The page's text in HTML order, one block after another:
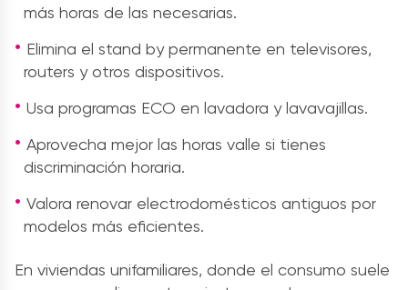
más horas de las necesarias.
Elimina el stand by permanente en televisores,
routers y otros dispositivos.
Usa programas ECO en lavadora y lavavajillas.
Aprovecha mejor las horas valle si tienes
discriminación horaria.
Valora renovar electrodomésticos antiguos por
modelos más eficientes.
En viviendas unifamiliares, donde el consumo suele